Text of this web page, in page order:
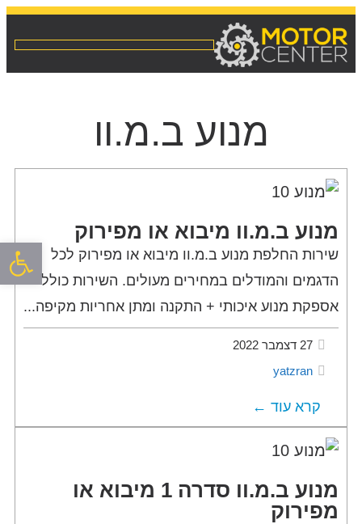
פתח
מנוע ב.מ.וו
מנוע ב.מ.וו מיבוא או מפירוק
שירות החלפת מנוע ב.מ.וו מיבוא או מפירוק לכל
הדגמים והמודלים במחירים מעולים. השירות כולל
אספקת מנוע איכותי + התקנה ומתן אחריות מקיפה...
27 דצמבר 2022
yatzran
קרא עוד ←
מנוע ב.מ.וו סדרה 1 מיבוא או
מפירוק